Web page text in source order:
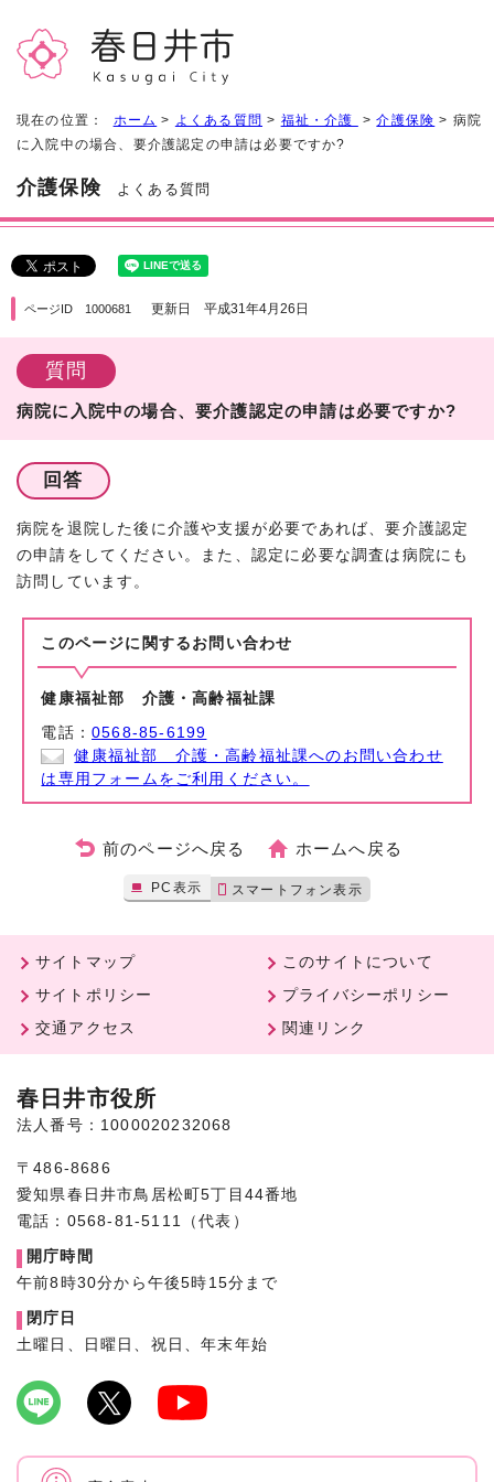
現在の位置： ホーム > よくある質問 > 福祉・介護 >介護保険 > 病院
に入院中の場合、要介護認定の申請は必要ですか?
介護保険よくある質問
ページID 1000681 更新日 平成31年4月26日
質問
病院に入院中の場合、要介護認定の申請は必要ですか?
回答
病院を退院した後に介護や支援が必要であれば、要介護認定
の申請をしてください。また、認定に必要な調査は病院にも
訪問しています。
このページに関する お問い合わせ
健康福祉部 介護・高齢福祉課
電話：0568-85-6199
健康福祉部 介護・高齢福祉課へのお問い合わせ
は専用フォームをご利用ください。
前のページへ戻る ホームへ戻る
PC表示 スマートフォン表示
サイトマップ
このサイトについて
サイトポリシー
プライバシーポリシー
交通アクセス
関連リンク
春日井市役所
法人番号：1000020232068
〒486-8686
愛知県春日井市鳥居松町5丁目44番地
電話：0568-81-5111（代表）
開庁時間
午前8時30分から午後5時15分まで
閉庁日
土曜日、日曜日、祝日、年末年始